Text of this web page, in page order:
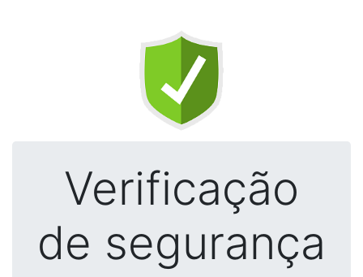
Verificação
de segurança